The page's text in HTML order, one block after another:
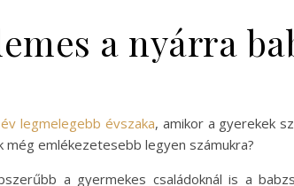
a nyárra
év legmelegebb évszaka, amikor a gyerekek
még emlékezetesebb legyen számukra?
a gyermekes családoknál is a